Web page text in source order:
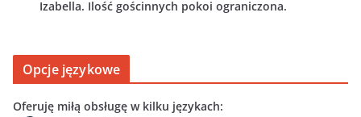
Izabella. Ilość gościnnych pokoi ograniczona.
Opcje językowe
Oferuję miłą obsługę w kilku językach: